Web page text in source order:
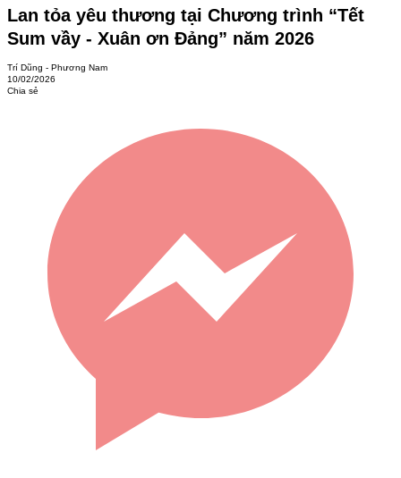
Lan tỏa yêu thương tại Chương trình “Tết
Sum vầy - Xuân ơn Đảng” năm 2026
Trí Dũng - Phương Nam
10/02/2026
Chia sẻ